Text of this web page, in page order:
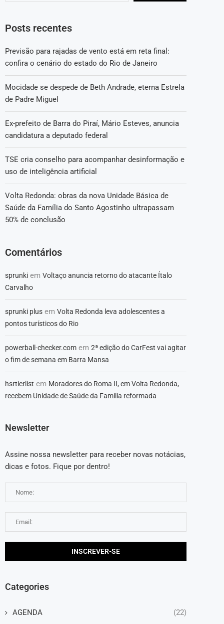
Posts recentes
Previsão para rajadas de vento está em reta final:
confira o cenário do estado do Rio de Janeiro
Mocidade se despede de Beth Andrade, eterna Estrela
de Padre Miguel
Ex-prefeito de Barra do Piraí, Mário Esteves, anuncia
candidatura a deputado federal
TSE cria conselho para acompanhar desinformação e
uso de inteligência artificial
Volta Redonda: obras da nova Unidade Básica de
Saúde da Família do Santo Agostinho ultrapassam
50% de conclusão
Comentários
sprunki em Voltaço anuncia retorno do atacante Ítalo
Carvalho
sprunki plus em Volta Redonda leva adolescentes a
pontos turísticos do Rio
powerball-checker.com em 2ª edição do CarFest vai agitar
o fim de semana em Barra Mansa
hsrtierlist em Moradores do Roma II, em Volta Redonda,
recebem Unidade de Saúde da Família reformada
Newsletter
Assine nossa newsletter para receber novas notácias,
dicas e fotos. Fique por dentro!
Categories
AGENDA (22)